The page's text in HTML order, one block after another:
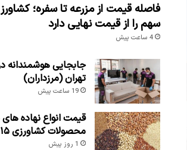
فاصله قیمت از مزرعه تا سفره؛
سهم را از قیمت نهایی دارد
4 ساعت پیش
جابجایی هوشمندانه
تهران (مرزداران)
19 ساعت پیش
قیمت انواع نهاده
محصولات کشاورزی ۱۵ مرداد ۱۴۰۵
1 روز پیش